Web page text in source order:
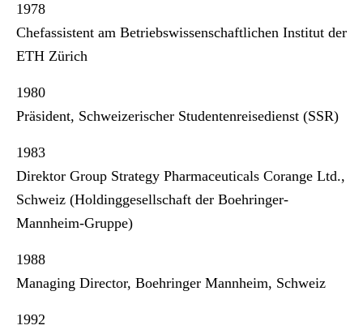
1978
Chefassistent am Betriebswissenschaftlichen Institut der
ETH Zürich
1980
Präsident, Schweizerischer Studentenreisedienst (SSR)
1983
Direktor Group Strategy Pharmaceuticals Corange Ltd.,
Schweiz (Holdinggesellschaft der Boehringer-
Mannheim-Gruppe)
1988
Managing Director, Boehringer Mannheim, Schweiz
1992